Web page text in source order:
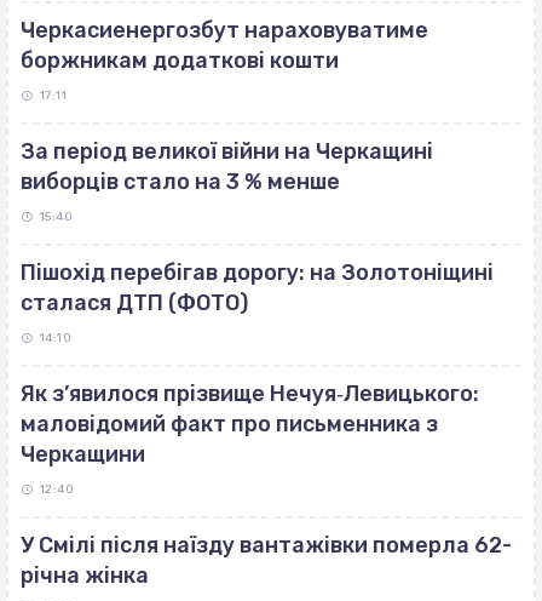
Черкасиенергозбут нараховуватиме
боржникам додаткові кошти
17:11
За період великої війни на Черкащині
виборців стало на 3 % менше
15:40
Пішохід перебігав дорогу: на Золотоніщині
сталася ДТП (ФОТО)
14:10
Як з’явилося прізвище Нечуя‐Левицького:
маловідомий факт про письменника з
Черкащини
12:40
У Смілі після наїзду вантажівки померла 62-
річна жінка